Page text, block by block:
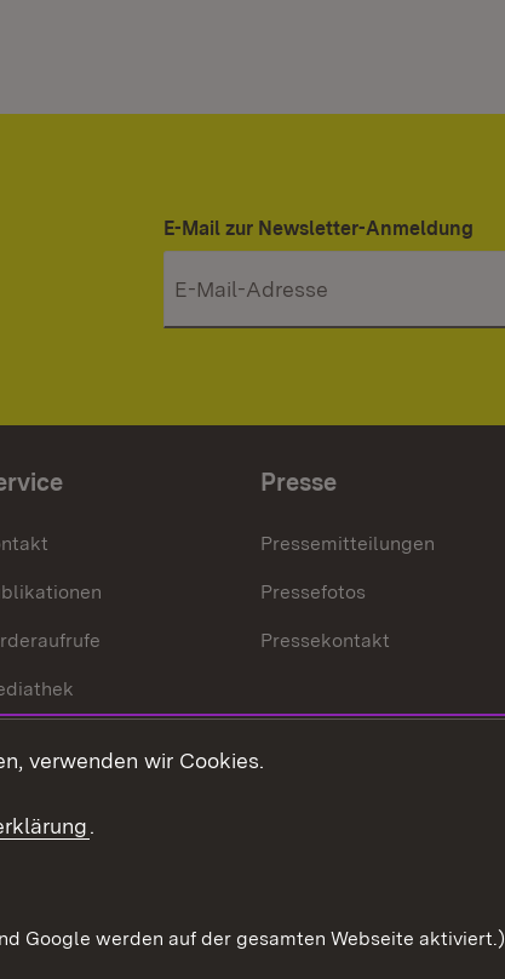
E-Mail zur Newsletter-Anmeldung
Presse
Pressemitteilungen
Pressefotos
Pressekontakt
verwenden wir Cookies.
.
Google werden auf der gesamten Webseite aktiviert.)